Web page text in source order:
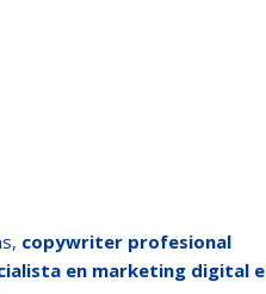
copywriter profesional
en marketing digital e